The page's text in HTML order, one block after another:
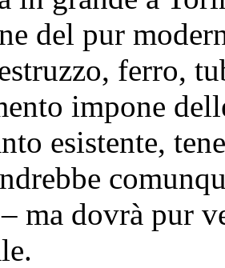
del pur
ferro,
impone
esistente,
ma dovrà pur